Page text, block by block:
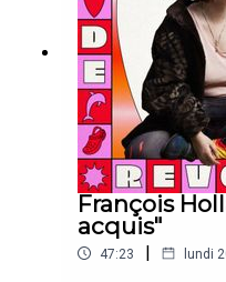
François
acquis"
47:23 | lundi